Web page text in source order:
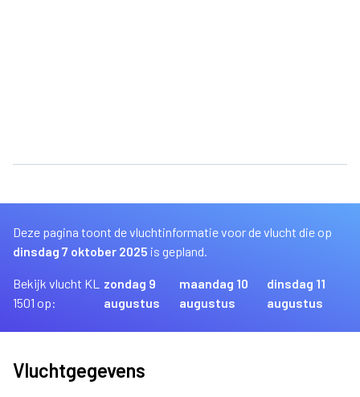
Deze pagina toont de vluchtinformatie voor de vlucht die op
dinsdag 7 oktober 2025 is gepland.
Bekijk vlucht KL
1501 op:
zondag 9
augustus
maandag 10
augustus
dinsdag 11
augustus
Vluchtgegevens